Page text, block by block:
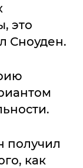
это
Сноуден.
получил
как